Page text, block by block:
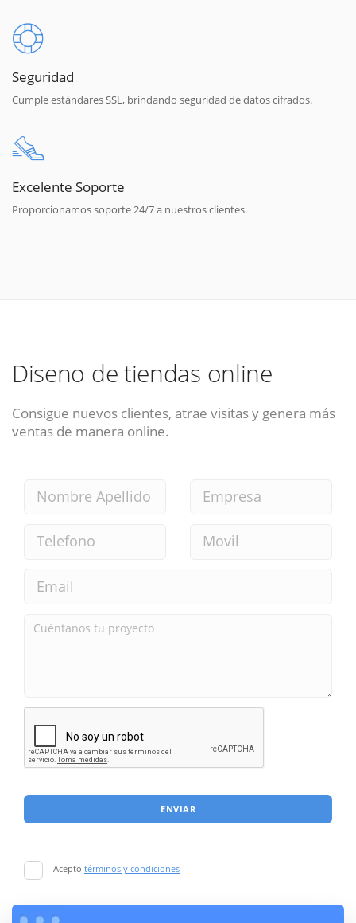
Seguridad
Cumple estándares SSL, brindando seguridad de datos cifrados.
Excelente Soporte
Proporcionamos soporte 24/7 a nuestros clientes.
Diseno de tiendas online
Consigue nuevos clientes, atrae visitas y genera más
ventas de manera online.
ENVIAR
Acepto términos y condiciones